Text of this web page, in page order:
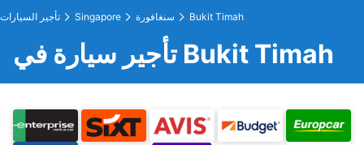
تأجير السيارات Singapore سنغافورة Bukit Timah
تأجير سيارة في Bukit Timah